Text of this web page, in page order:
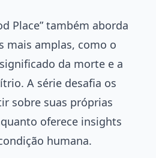
Place” também aborda
mais amplas, como o
da morte e a
A série desafia os
sobre suas próprias
oferece insights
humana.